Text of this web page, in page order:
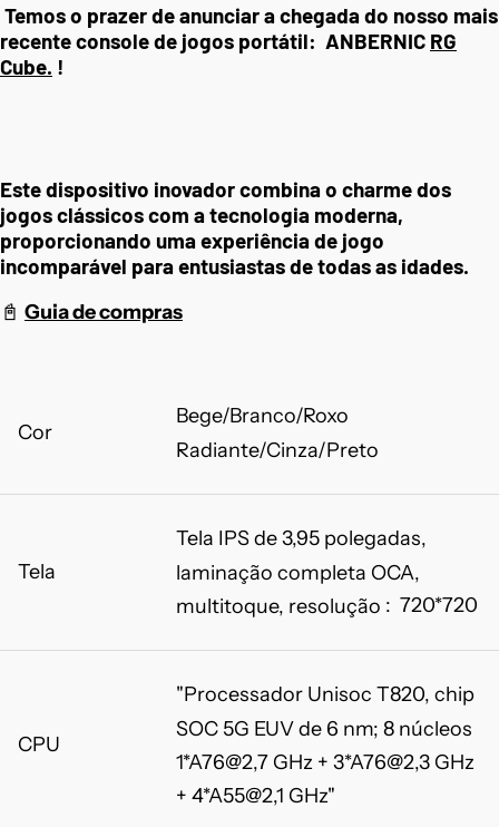
Temos o prazer de anunciar a chegada do nosso mais
recente console de jogos portátil: ANBERNIC RG
Cube. !
Este dispositivo inovador combina o charme dos
jogos clássicos com a tecnologia moderna,
proporcionando uma experiência de jogo
incomparável para entusiastas de todas as idades.
📓 Guia de compras
Cor
Bege/Branco/Roxo
Radiante/Cinza/Preto
Tela
Tela IPS de 3,95 polegadas,
laminação completa OCA,
multitoque, resolução : 720*720
CPU
"Processador Unisoc T820, chip
SOC 5G EUV de 6 nm; 8 núcleos
1*A76@2,7 GHz + 3*A76@2,3 GHz
+ 4*A55@2,1 GHz"